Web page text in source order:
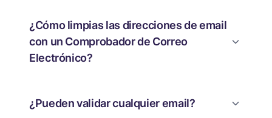
¿Cómo limpias las direcciones de email
con un Comprobador de Correo
Electrónico?
¿Pueden validar cualquier email?